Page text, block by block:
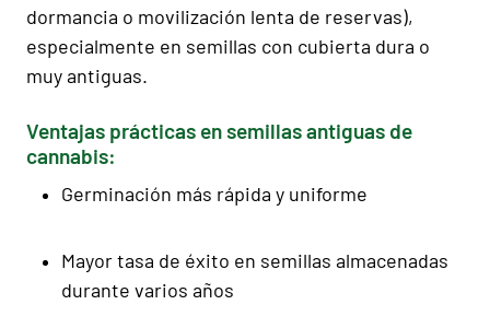
dormancia o movilización lenta de reservas),
especialmente en semillas con cubierta dura o
muy antiguas.
Ventajas prácticas en semillas antiguas de
cannabis:
Germinación más rápida y uniforme
Mayor tasa de éxito en semillas almacenadas
durante varios años